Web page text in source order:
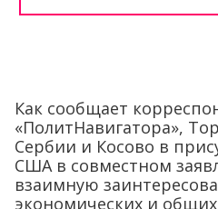
Как сообщает
«ПолитНавигатора»,
Сербии и Косово в
США в совместном
взаимную
экономических и